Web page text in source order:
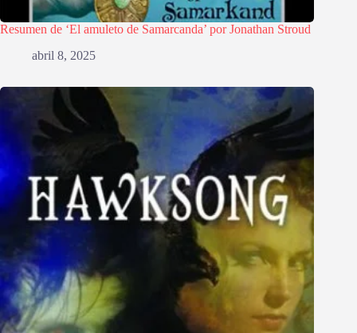
Resumen de ‘El amuleto de Samarcanda’ por Jonathan Stroud
abril 8, 2025